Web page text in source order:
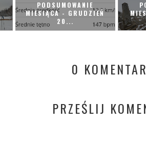
PODSUMOWANIE
MIESIĄCA - GRUDZIEŃ
20...
0
PRZEŚLIJ